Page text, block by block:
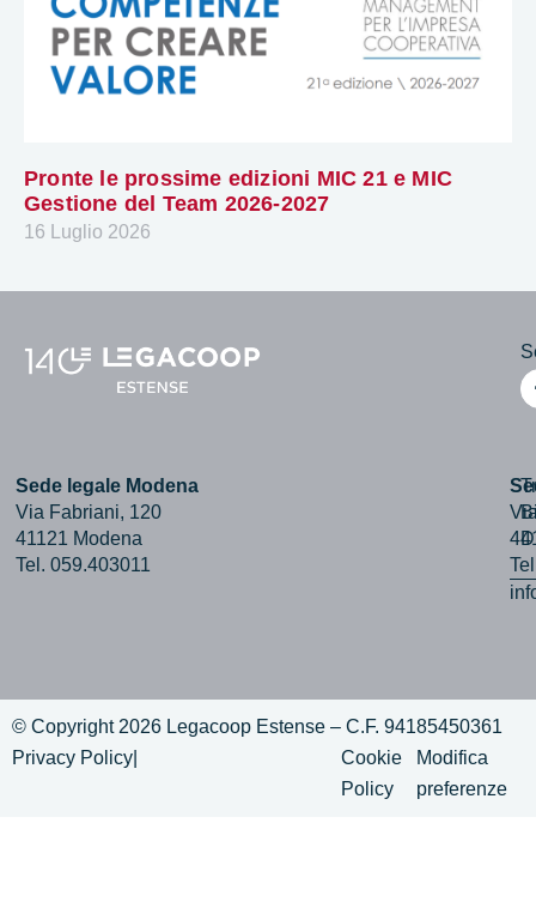
Pronte le prossime edizioni MIC 21 e MIC
Gestione del Team 2026-2027
16 Luglio 2026
Sede legale Modena
Via Fabriani, 120
41121 Modena
Tel. 059.403011
© Copyright 2026 Legacoop Estense – C.F. 94185450361
Privacy Policy
Cookie
Policy
Modifica
preferenze